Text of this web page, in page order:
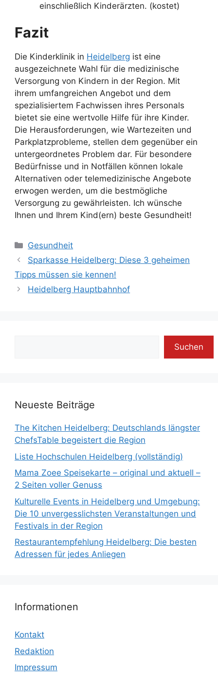
einschließlich Kinderärzten. (kostet)
Fazit
Die Kinderklinik in Heidelberg ist eine
ausgezeichnete Wahl für die medizinische
Versorgung von Kindern in der Region. Mit
ihrem umfangreichen Angebot und dem
spezialisiertem Fachwissen ihres Personals
bietet sie eine wertvolle Hilfe für ihre Kinder.
Die Herausforderungen, wie Wartezeiten und
Parkplatzprobleme, stellen dem gegenüber ein
untergeordnetes Problem dar. Für besondere
Bedürfnisse und in Notfällen können lokale
Alternativen oder telemedizinische Angebote
erwogen werden, um die bestmögliche
Versorgung zu gewährleisten. Ich wünsche
Ihnen und Ihrem Kind(ern) beste Gesundheit!
Kategorien
Gesundheit
Sparkasse Heidelberg: Diese 3 geheimen
Tipps müssen sie kennen!
Heidelberg Hauptbahnhof
Suchen
Neueste Beiträge
The Kitchen Heidelberg: Deutschlands längster
ChefsTable begeistert die Region
Liste Hochschulen Heidelberg (vollständig)
Mama Zoee Speisekarte – original und aktuell –
2 Seiten voller Genuss
Kulturelle Events in Heidelberg und Umgebung:
Die 10 unvergesslichsten Veranstaltungen und
Festivals in der Region
Restaurantempfehlung Heidelberg: Die besten
Adressen für jedes Anliegen
Informationen
Kontakt
Redaktion
Impressum